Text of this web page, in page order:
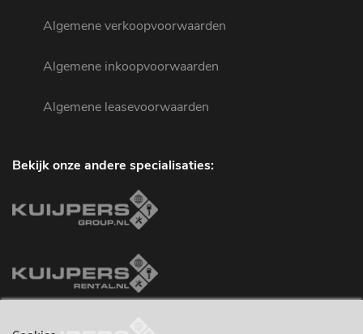
Algemene verkoopvoorwaarden
Algemene inkoopvoorwaarden
Algemene leasevoorwaarden
Bekijk onze andere specialisaties: